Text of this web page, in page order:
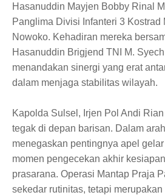
Hasanuddin Mayjen Bobby Rinal
Panglima Divisi Infanteri 3 Kostrad
Nowoko. Kehadiran mereka
Hasanuddin Brigjend TNI M.
menandakan sinergi yang erat
dalam menjaga stabilitas wilayah.
Kapolda Sulsel, Irjen Pol Andi
tegak di depan barisan. Dalam
menegaskan pentingnya apel
momen pengecekan akhir
prasarana. Operasi Mantap Praja
sekedar rutinitas, tetapi